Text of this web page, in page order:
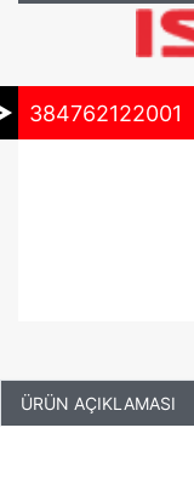
384762122001
ÜRÜN AÇIKLAMASI